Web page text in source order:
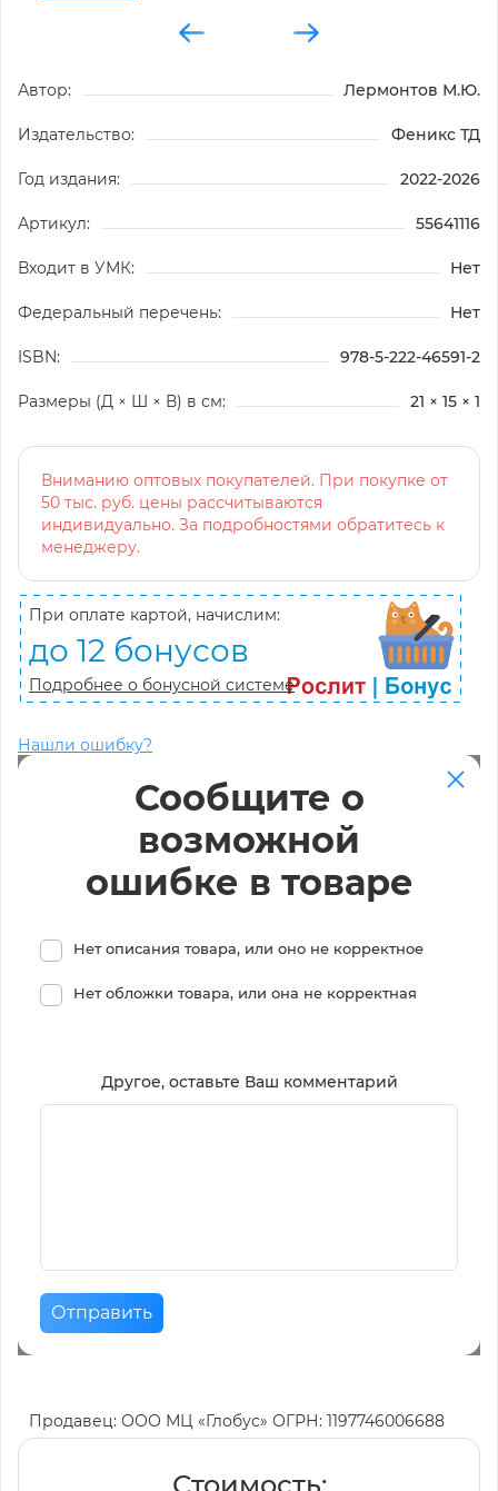
Автор: Лермонтов М.Ю.
Издательство: Феникс ТД
Год издания: 2022-2026
Артикул: 55641116
Входит в УМК: Нет
Федеральный перечень: Нет
ISBN: 978-5-222-46591-2
Размеры (Д × Ш × В) в см: 21 × 15 × 1
Вниманию оптовых покупателей. При покупке от
50 тыс. руб. цены рассчитываются
индивидуально. За подробностями обратитесь к
менеджеру.
При оплате картой, начислим:
до 12 бонусов
Подробнее о бонусной системе
Нашли ошибку?
Сообщите о
возможной
ошибке в товаре
Нет описания товара, или оно не корректное
Нет обложки товара, или она не корректная
Другое, оставьте Ваш комментарий
Отправить
Продавец: ООО МЦ «Глобус» ОГРН: 1197746006688
Стоимость: